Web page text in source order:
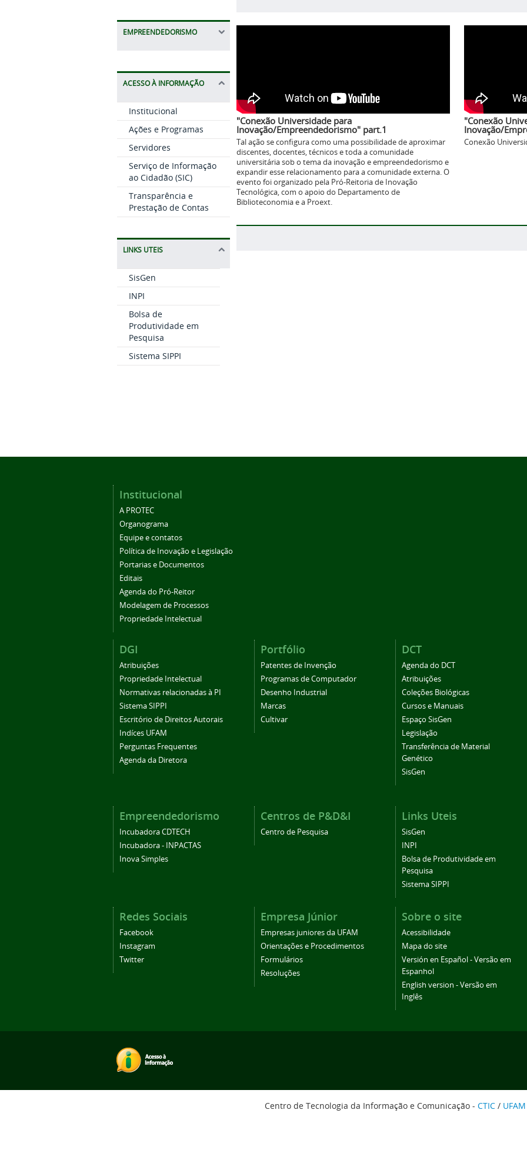
EMPREENDEDORISMO
ACESSO À INFORMAÇÃO
Institucional
Ações e Programas
Servidores
Serviço de Informação
ao Cidadão (SIC)
Transparência e
Prestação de Contas
LINKS UTEIS
SisGen
INPI
Bolsa de
Produtividade em
Pesquisa
Sistema SIPPI
"Conexão Universidade para
Inovação/Empreendedorismo" part.1
Tal ação se configura como uma possibilidade de aproximar
discentes, docentes, técnicos e toda a comunidade
universitária sob o tema da inovação e empreendedorismo e
expandir esse relacionamento para a comunidade externa. O
evento foi organizado pela Pró-Reitoria de Inovação
Tecnológica, com o apoio do Departamento de
Biblioteconomia e a Proext.
"Conexão
Inovação/
Conexão
Institucional
A PROTEC
Organograma
Equipe e contatos
Política de Inovação e Legislação
Portarias e Documentos
Editais
Agenda do Pró-Reitor
Modelagem de Processos
Propriedade Intelectual
DGI
Atribuições
Propriedade Intelectual
Normativas relacionadas à PI
Sistema SIPPI
Escritório de Direitos Autorais
Indíces UFAM
Perguntas Frequentes
Agenda da Diretora
Portfólio
Patentes de Invenção
Programas de Computador
Desenho Industrial
Marcas
Cultivar
DCT
Agenda do DCT
Atribuições
Coleções Biológicas
Cursos e Manuais
Espaço SisGen
Legislação
Transferência de Material
Genético
SisGen
Empreendedorismo
Incubadora CDTECH
Incubadora - INPACTAS
Inova Simples
Centros de P&D&I
Centro de Pesquisa
Links Uteis
SisGen
INPI
Bolsa de Produtividade em
Pesquisa
Sistema SIPPI
Redes Sociais
Facebook
Instagram
Twitter
Empresa Júnior
Empresas juniores da UFAM
Orientações e Procedimentos
Formulários
Resoluções
Sobre o site
Acessibilidade
Mapa do site
Versión en Español - Versão em
Espanhol
English version - Versão em
Inglês
Centro de Tecnologia da Informação e Comunicação - CTIC / UFAM